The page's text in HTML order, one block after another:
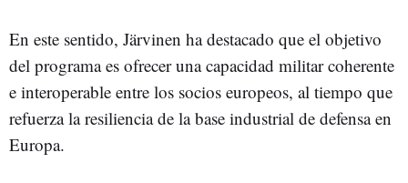
En este sentido, Järvinen ha destacado que el objetivo
del programa es ofrecer una capacidad militar coherente
e interoperable entre los socios europeos, al tiempo que
refuerza la resiliencia de la base industrial de defensa en
Europa.